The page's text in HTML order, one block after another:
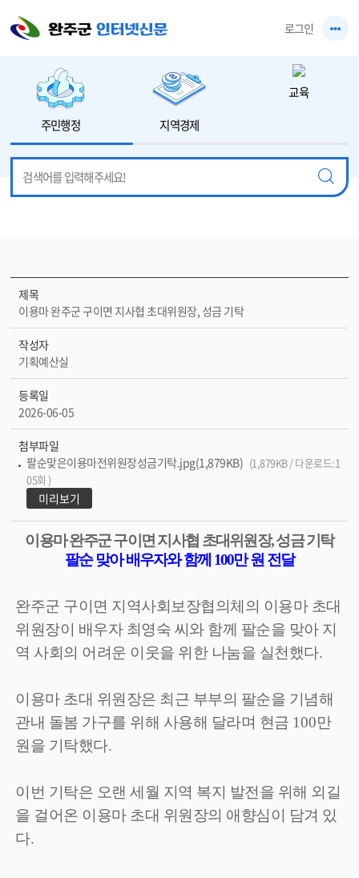
로그인
주민행정 지역경제
교육
제목
이용마 완주군 구이면 지사협 초대위원장, 성금 기탁
작성자
기획예산실
등록일
2026-06-05
첨부파일
팔순맞은이용마전위원장성금기탁.jpg(1,879KB) (1,879KB / 다운로드:1
05회 )
미리보기
이용마 완주군 구이면 지사협 초대위원장,성금 기탁
팔순 맞아 배우자와 함께 100만 원 전달
완주군 구이면 지역사회보장협의체의 이용마 초대
위원장이 배우자 최영숙 씨와 함께 팔순을 맞아 지
역 사회의 어려운 이웃을 위한 나눔을 실천했다.
이용마 초대 위원장은 최근 부부의 팔순을 기념해
관내 돌봄 가구를 위해 사용해 달라며 현금 100만
원을 기탁했다.
이번 기탁은 오랜 세월 지역 복지 발전을 위해 외길
을 걸어온 이용마 초대 위원장의 애향심이 담겨 있
다.